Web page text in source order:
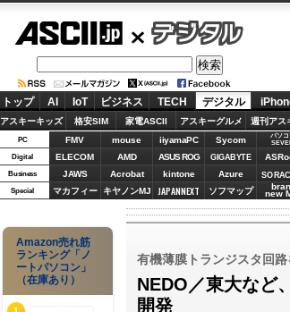
デジタル
トップ AI IoT ビジネス TECH デジタル
アスキーキッズ 格安SIM 家電ASCII アスキーグルメ 週刊アス
PC FMV mouse iiyamaPC Sycom
パソコ
Digital ELECOM AMD ASUS ROG GIGABYTE
Business JAWS Acrobat kintone Azure
Special マカフィー キヤノンMJ JAPANNEXT ソフマップ new
有機薄膜トランジスタ回
NEDO／東大など
開発
Amazon売れ筋
ランキング「ノ
ートパソコン」
（在庫あり）